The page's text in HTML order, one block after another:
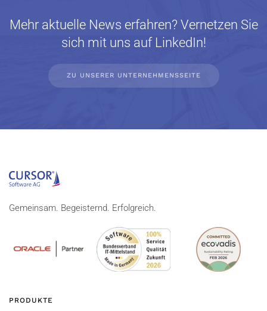
Mehr aktuelle News erfahren? Vernetzen Sie
sich mit uns auf LinkedIn!
ZU UNSERER UNTERNEHMENSSEITE
Gemeinsam. Begeisternd. Erfolgreich.
PRODUKTE